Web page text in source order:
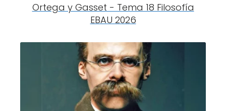
Ortega y Gasset - Tema 18 Filosofía
EBAU 2026